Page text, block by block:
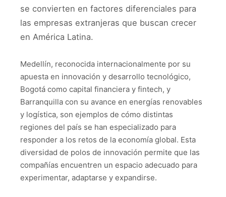
se convierten en factores diferenciales para
las empresas extranjeras que buscan crecer
en América Latina.
Medellín, reconocida internacionalmente por su
apuesta en innovación y desarrollo tecnológico,
Bogotá como capital financiera y fintech, y
Barranquilla con su avance en energías renovables
y logística, son ejemplos de cómo distintas
regiones del país se han especializado para
responder a los retos de la economía global. Esta
diversidad de polos de innovación permite que las
compañías encuentren un espacio adecuado para
experimentar, adaptarse y expandirse.